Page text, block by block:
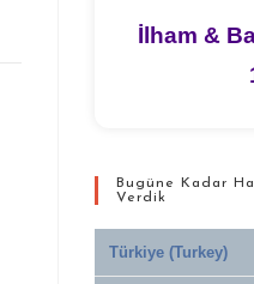
İlham &
Bugüne Kadar
Verdik
Türkiye (Turkey)